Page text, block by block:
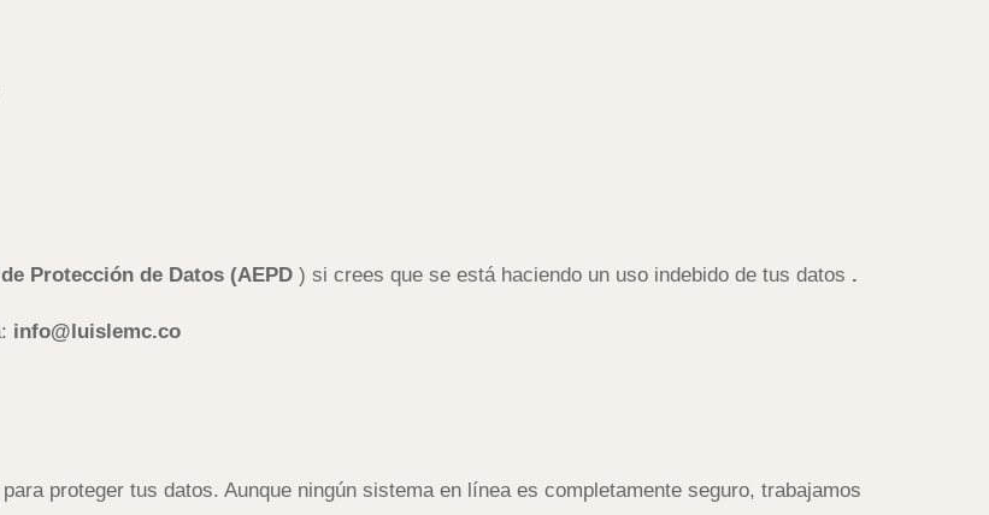
Protección de Datos (AEPD ) si crees que se está haciendo un uso indebido de tus datos .
info@luislemc.co
proteger tus datos. Aunque ningún sistema en línea es completamente seguro, trabajamos